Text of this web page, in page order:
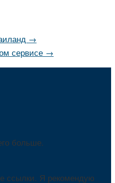
→
сервисе →
больше.
ссылки. Я рекомендую